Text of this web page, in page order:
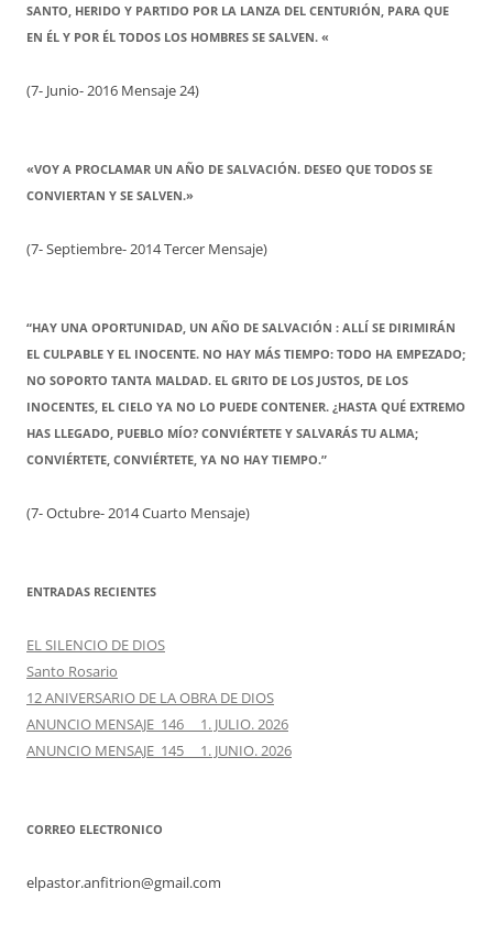
SANTO, HERIDO Y PARTIDO POR LA LANZA DEL CENTURIÓN, PARA QUE
EN ÉL Y POR ÉL TODOS LOS HOMBRES SE SALVEN. «
(7- Junio- 2016 Mensaje 24)
«VOY A PROCLAMAR UN AÑO DE SALVACIÓN. DESEO QUE TODOS SE
CONVIERTAN Y SE SALVEN.»
(7- Septiembre- 2014 Tercer Mensaje)
“HAY UNA OPORTUNIDAD, UN AÑO DE SALVACIÓN : ALLÍ SE DIRIMIRÁN
EL CULPABLE Y EL INOCENTE. NO HAY MÁS TIEMPO: TODO HA EMPEZADO;
NO SOPORTO TANTA MALDAD. EL GRITO DE LOS JUSTOS, DE LOS
INOCENTES, EL CIELO YA NO LO PUEDE CONTENER. ¿HASTA QUÉ EXTREMO
HAS LLEGADO, PUEBLO MÍO? CONVIÉRTETE Y SALVARÁS TU ALMA;
CONVIÉRTETE, CONVIÉRTETE, YA NO HAY TIEMPO.”
(7- Octubre- 2014 Cuarto Mensaje)
ENTRADAS RECIENTES
EL SILENCIO DE DIOS
Santo Rosario
12 ANIVERSARIO DE LA OBRA DE DIOS
ANUNCIO MENSAJE 146 1. JULIO. 2026
ANUNCIO MENSAJE 145 1. JUNIO. 2026
CORREO ELECTRONICO
elpastor.anfitrion@gmail.com